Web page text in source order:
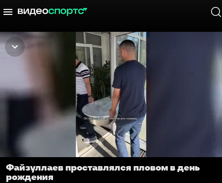
Файзуллаев проставлялся пловом в день
рождения